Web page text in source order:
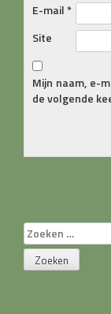
E-mail *
Site
Mijn naam, e-
de volgende
Zoeken
naar: